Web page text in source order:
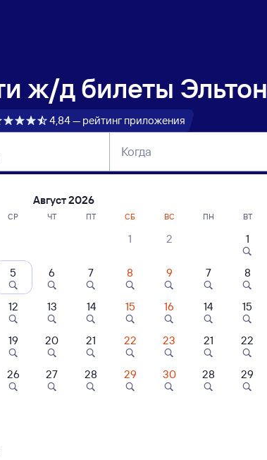
ж/д билеты
4,84 — рейтинг приложения
Когда
поездов Эльтон — Малая Вишера
Нет рейсов по
Август 2026
СР ЧТ ПТ СБ ВС
1 2
5 6 7 8 9
12 13 14 15 16
19 20 21 22 23
26 27 28 29 30
ПН ВТ
1
7 8
14 15
21 22
28 29